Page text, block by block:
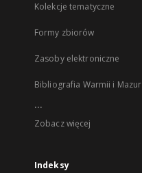
Kolekcje tematyczne
Formy zbiorów
Zasoby elektroniczne
Bibliografia Warmii i Mazur
...
Zobacz więcej
Indeksy